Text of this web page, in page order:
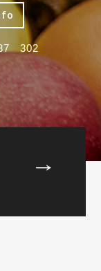
302